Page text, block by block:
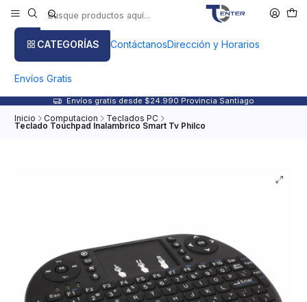
CATEGORÍAS ContáctanosDirección y Horarios
Envíos Gratis
Envíos gratis desde $24.990 Provincia Santiago
Inicio Computacion Teclados PC
Teclado Touchpad Inalambrico Smart Tv Philco